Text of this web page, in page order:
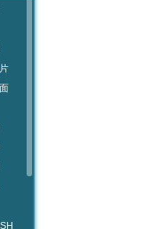
群开荒~